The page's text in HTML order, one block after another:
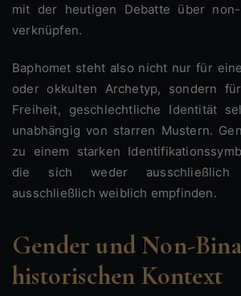
mit der heutigen Debatte über non-
verknüpfen.
Baphomet steht also nicht nur für einen mythologischen
oder okkulten Archetyp, sondern
Freiheit, geschlechtliche Identität
unabhängig von starren Mustern.
zu einem starken
die sich weder ausschließlich
ausschließlich weiblich empfinden.
Gender und Non-
historischen Kontext